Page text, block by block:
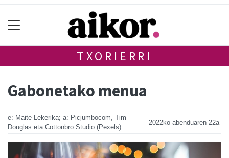
TXORIERRI
Gabonetako menua
e: Maite Lekerika; a: Picjumbocom, Tim
Douglas eta Cottonbro Studio (Pexels)
2022ko abenduaren 22a